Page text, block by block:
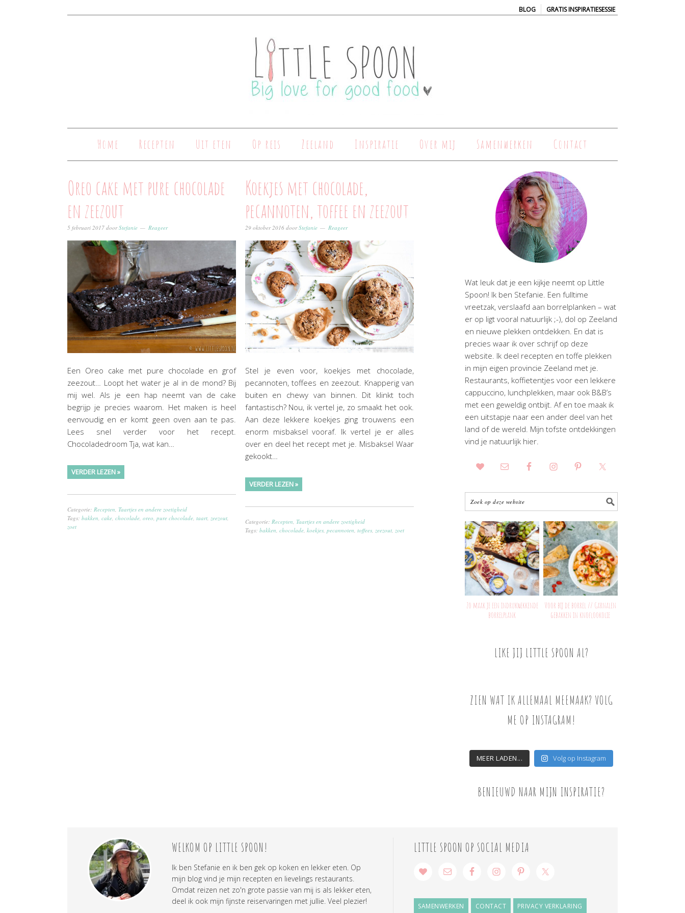
BLOG | GRATIS INSPIRATIESESSIE
Home Recepten Uit eten Op reis Zeeland Inspiratie Over mij Samenwerken Contact
Oreo cake met pure chocolade
en zeezout
5 februari 2017 doorStefanie Reageer
Een Oreo cake met pure chocolade en grof
zeezout… Loopt het water je al in de mond? Bij
mij wel. Als je een hap neemt van de cake
begrijp je precies waarom. Het maken is heel
eenvoudig en er komt geen oven aan te pas.
Lees snel verder voor het recept.
Chocoladedroom Tja, wat kan…
VERDER LEZEN »
Categorie: Recepten Taartjes en andere zoetigheid
Tags: bakken cake chocolade oreo pure chocolade taart zeezout
zoet
Koekjes met chocolade,
pecannoten, toffee en zeezout
29 oktober 2016 doorStefanie Reageer
Stel je even voor, koekjes met chocolade,
pecannoten, toffees en zeezout. Knapperig van
buiten en chewy van binnen. Dit klinkt toch
fantastisch? Nou, ik vertel je, zo smaakt het ook.
Aan deze lekkere koekjes ging trouwens een
enorm misbaksel vooraf. Ik vertel je er alles
over en deel het recept met je. Misbaksel Waar
gekookt…
VERDER LEZEN »
Categorie: Recepten Taartjes en andere zoetigheid
Tags: bakken chocolade, koekjes, pecannoten toffees, zeezout, zoet
Wat leuk dat je een kijkje neemt op Little
Spoon! Ik ben Stefanie. Een fulltime
vreetzak, verslaafd aan borrelplanken – wat
er op ligt vooral natuurlijk ;-), dol op Zeeland
en nieuwe plekken ontdekken. En dat is
precies waar ik over schrijf op deze
website. Ik deel recepten en toffe plekken
in mijn eigen provincie Zeeland met je.
Restaurants, koffietentjes voor een lekkere
cappuccino, lunchplekken, maar ook B&B’s
met een geweldig ontbijt. Af en toe maak ik
een uitstapje naar een ander deel van het
land of de wereld. Mijn tofste ontdekkingen
vind je natuurlijk hier.
Zo maak je een indrukwekkende
borrelplank
Voor bij de borrel // Garnalen
gebakken in knoflookolie
LIKE JIJ LITTLE SPOON AL?
ZIEN WAT IK ALLEMAAL MEEMAAK? VOLG
ME OP INSTAGRAM!
MEER LADEN... Volg op Instagram
BENIEUWD NAAR MIJN INSPIRATIE?
WELKOM OP LITTLE SPOON!
Ik ben Stefanie en ik ben gek op koken en lekker eten. Op
mijn blog vind je mijn recepten en lievelings restaurants.
Omdat reizen net zo'n grote passie van mij is als lekker eten,
deel ik ook mijn fijnste reiservaringen met jullie. Veel plezier!
LITTLE SPOON OP SOCIAL MEDIA
SAMENWERKEN CONTACT PRIVACY VERKLARING